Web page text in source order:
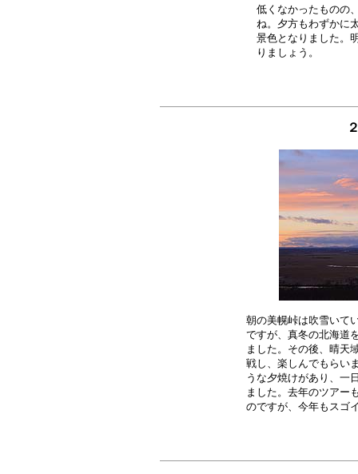
低くなかったものの
ね。夕方もわずかに
景色となりました。
朝の美幌峠は吹雪いて
ですが、真冬の北海道
ました。その後、晴天
戦し、楽しんでもらい
うな夕焼けがあり、一
ました。去年のツアー